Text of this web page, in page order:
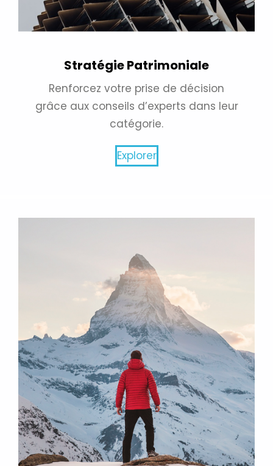
Stratégie Patrimoniale
Renforcez votre prise de décision
grâce aux conseils d’experts dans leur
catégorie.
Explorer